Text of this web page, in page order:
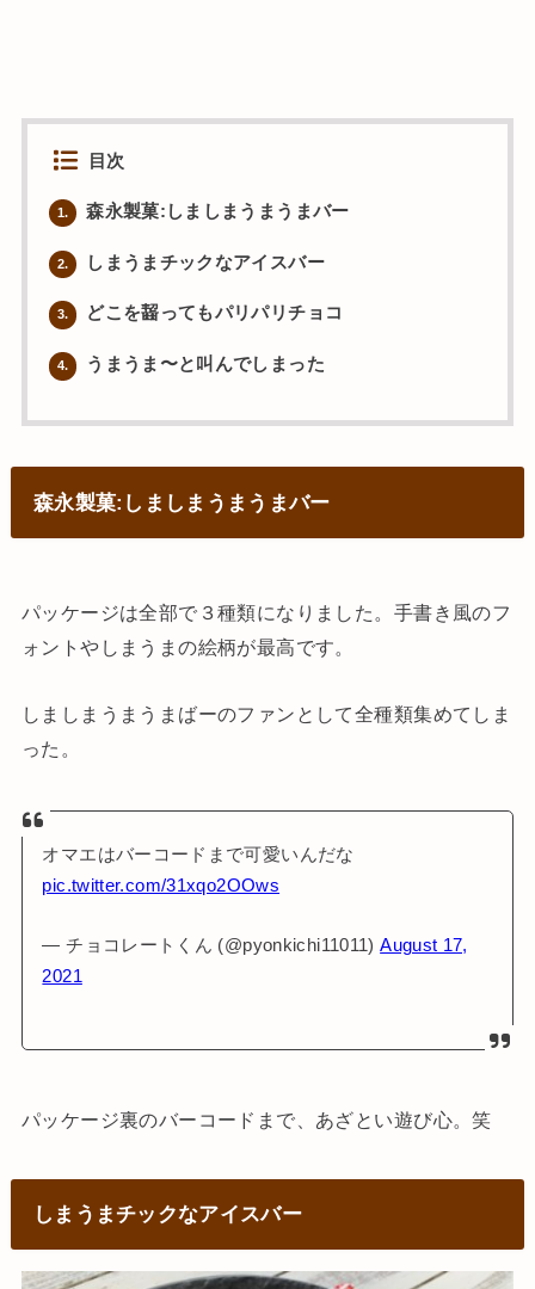
目次
1. 森永製菓:しましまうまうまバー
2. しまうまチックなアイスバー
3. どこを齧ってもパリパリチョコ
4. うまうま〜と叫んでしまった
森永製菓:しましまうまうまバー
パッケージは全部で３種類になりました。手書き風のフ
ォントやしまうまの絵柄が最高です。
しましまうまうまばーのファンとして全種類集めてしま
った。
オマエはバーコードまで可愛いんだな
pic.twitter.com/31xqo2OOws
— チョコレートくん (@pyonkichi11011)August 17,
2021
パッケージ裏のバーコードまで、あざとい遊び心。笑
しまうまチックなアイスバー